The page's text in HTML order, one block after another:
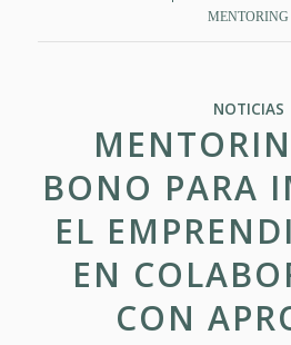
MENTORING
NOTICIAS
BONO PARA
EL
EN
CON